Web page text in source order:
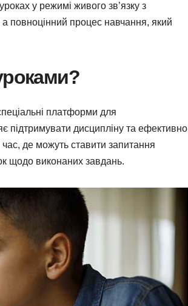
у режимі живого зв’язку з
повноцінний процес навчання, який
платформи для
підтримувати дисципліну та ефективно
де можуть ставити запитання
щодо виконаних завдань.